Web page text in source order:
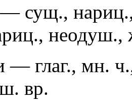
сущ.,
неодуш.,
— глаг., мн.
вр.